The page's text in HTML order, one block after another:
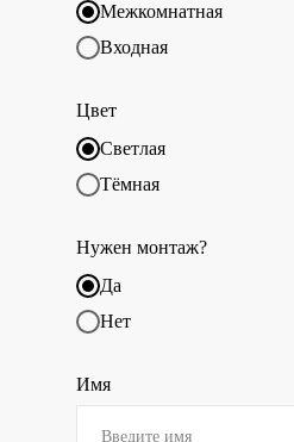
Межкомнатная
Входная
Цвет
Светлая
Тёмная
Нужен монтаж?
Да
Нет
Имя